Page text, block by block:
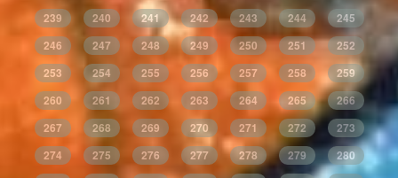
239
240 241 242 243 244
245
246
247 248 249 250 251
252
253
254 255 256 257 258
259
260
261 262 263 264 265
266
267
268 269 270 271 272
273
274
275 276 277 278 279
280